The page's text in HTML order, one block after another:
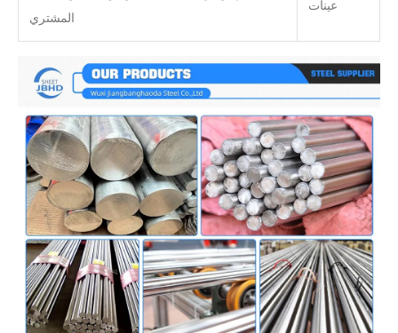
عينات
المشتري